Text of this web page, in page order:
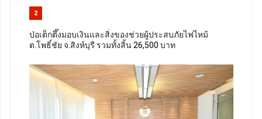
2
ป่อเต็กตึ๊งมอบเงินและสิ่งของช่วยผู้ประสบภัยไฟไหม้
ต.โพธิ์ชัย จ.สิงห์บุรี รวมทั้งสิ้น 26,500 บาท